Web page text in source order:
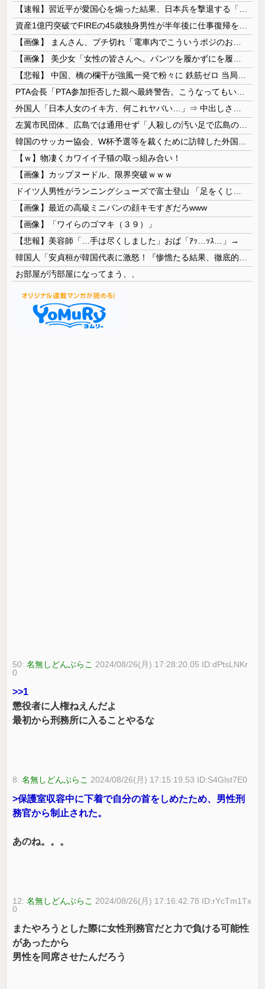
【ｗ】物凄くカワイイ子猫の取っ組み合い！
【画像】カップヌードル、限界突破ｗｗｗ
【画像】最近の高級ミニバンの顔キモすぎだろwww
【画像】「ワイらのゴマキ（３９）」
【悲報】美容師「…手は尽くしました」おば「ｱｯ…ｯｽ…」→
お部屋が汚部屋になってまう、、
50:名無しどんぶらこ 2024/08/26(月) 17:28:20.05 ID:dPtsLNKr
0
>>1
懲役者に人権ねえんだよ
最初から刑務所に入ることやるな
8:名無しどんぶらこ 2024/08/26(月) 17:15:19.53 ID:S4Glst7E0
>保護室収容中に下着で自分の首をしめたため、男性刑
務官から制止された。
あのね。。。
12:名無しどんぶらこ 2024/08/26(月) 17:16:42.78 ID:rYcTm1Tx
0
またやろうとした際に女性刑務官だと力で負ける可能性
があったから
男性を同席させたんだろう